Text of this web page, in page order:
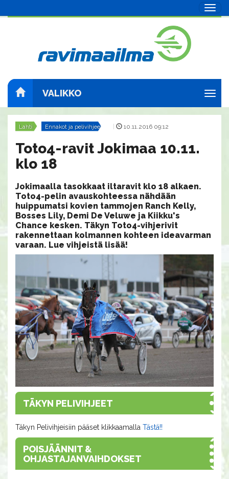
VALIKKO
Lahti Ennakot ja pelivihjeet 10.11.2016 09:12
Toto4-ravit Jokimaa 10.11.
klo 18
Jokimaalla tasokkaat iltaravit klo 18 alkaen.
Toto4-pelin avauskohteessa nähdään
huippumatsi kovien tammojen Ranch Kelly,
Bosses Lily, Demi De Veluwe ja Kiikku's
Chance kesken. Täkyn Toto4-vihjerivit
rakennettaan kolmannen kohteen ideavarman
varaan. Lue vihjeistä lisää!
TÄKYN PELIVIHJEET
Täkyn Pelivihjeisiin pääset klikkaamalla Tästä!!
POISJÄÄNNIT &
OHJASTAJANVAIHDOKSET